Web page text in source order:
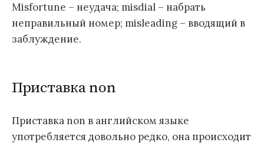
Misfortune – неудача; misdial – набрать
неправильный номер; misleading – вводящий в
заблуждение.
Приставка non
Приставка non в английском языке
употребляется довольно редко, она происходит